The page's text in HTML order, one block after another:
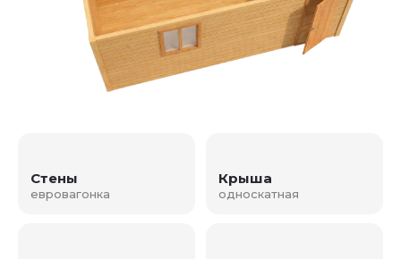
Стены
евровагонка
Крыша
односкатная